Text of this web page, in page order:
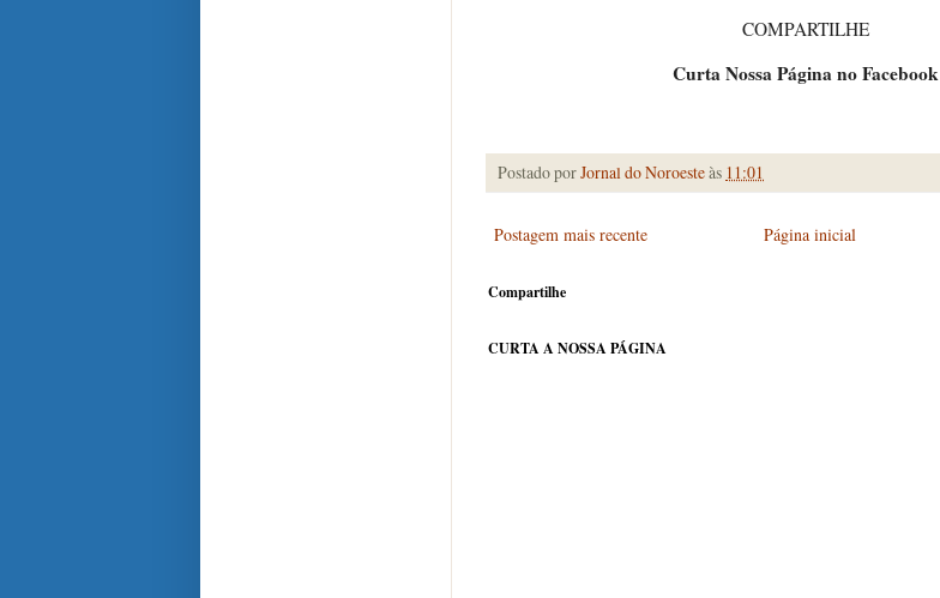
COMPARTILHE
Curta Nossa Página no Facebook
Postado porJornal do Noroesteàs 11:01
Postagem mais recente Página inicial
Compartilhe
CURTA A NOSSA PÁGINA